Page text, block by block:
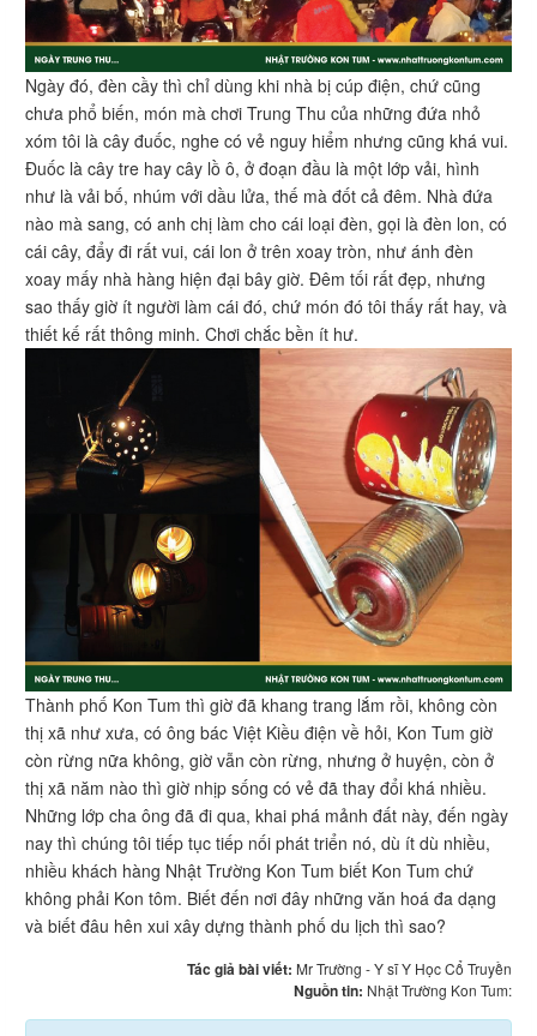
Ngày đó, đèn cầy thì chỉ dùng khi nhà bị cúp điện, chứ cũng
chưa phổ biến, món mà chơi Trung Thu của những đứa nhỏ
xóm tôi là cây đuốc, nghe có vẻ nguy hiểm nhưng cũng khá vui.
Đuốc là cây tre hay cây lồ ô, ở đoạn đầu là một lớp vải, hình
như là vải bố, nhúm với dầu lửa, thế mà đốt cả đêm. Nhà đứa
nào mà sang, có anh chị làm cho cái loại đèn, gọi là đèn lon, có
cái cây, đẩy đi rất vui, cái lon ở trên xoay tròn, như ánh đèn
xoay mấy nhà hàng hiện đại bây giờ. Đêm tối rất đẹp, nhưng
sao thấy giờ ít người làm cái đó, chứ món đó tôi thấy rất hay, và
thiết kế rất thông minh. Chơi chắc bền ít hư.
Thành phố Kon Tum thì giờ đã khang trang lắm rồi, không còn
thị xã như xưa, có ông bác Việt Kiều điện về hỏi, Kon Tum giờ
còn rừng nữa không, giờ vẫn còn rừng, nhưng ở huyện, còn ở
thị xã năm nào thì giờ nhịp sống có vẻ đã thay đổi khá nhiều.
Những lớp cha ông đã đi qua, khai phá mảnh đất này, đến ngày
nay thì chúng tôi tiếp tục tiếp nối phát triển nó, dù ít dù nhiều,
nhiều khách hàng Nhật Trường Kon Tum biết Kon Tum chứ
không phải Kon tôm. Biết đến nơi đây những văn hoá đa dạng
và biết đâu hên xui xây dựng thành phố du lịch thì sao?
Tác giả bài viết: Mr Trường - Y sĩ Y Học Cổ Truyền
Nguồn tin: Nhật Trường Kon Tum: